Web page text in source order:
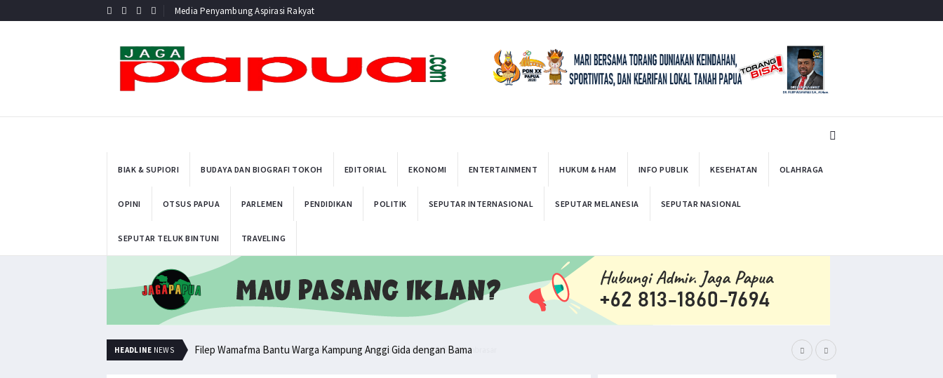
Media Penyambung Aspirasi Rakyat
BIAK & SUPIORI BUDAYA DAN BIOGRAFI TOKOH EDITORIAL EKONOMI ENTERTAINMENT HUKUM & HAM INFO PUBLIK KESEHATAN OLAHRAGA
OPINI OTSUS PAPUA PARLEMEN PENDIDIKAN POLITIK SEPUTAR INTERNASIONAL SEPUTAR MELANESIA SEPUTAR NASIONAL
SEPUTAR TELUK BINTUNI TRAVELING
HEADLINE NEWS Filep Wamafma Bantu Warga Kampung Anggi Gida dengan Bama